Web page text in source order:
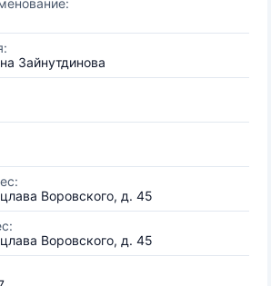
Зайнутдинова
Воровского, д. 45
Воровского, д. 45